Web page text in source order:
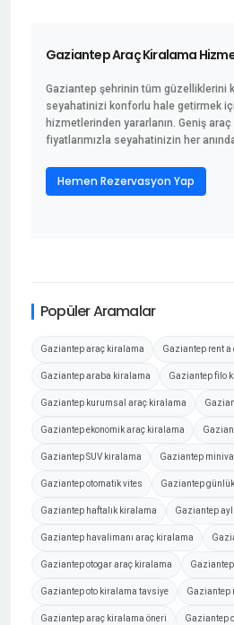
Gaziantep Araç Kiralama
Gaziantep şehrinin tüm güzelliklerini
seyahatinizi konforlu hale getirmek
hizmetlerinden yararlanın. Geniş
fiyatlarımızla seyahatinizin her anında
Hemen Rezervasyon Yap
Popüler Aramalar
Gaziantep araç kiralama Gaziantep rent a
Gaziantep araba kiralama Gaziantep filo
Gaziantep kurumsal araç kiralama
Gaziantep ekonomik araç kiralama
Gaziantep SUV kiralama Gaziantep
Gaziantep otomatik vites Gaziantep
Gaziantep haftalık kiralama Gaziantep
Gaziantep havalimanı araç kiralama
Gaziantep otogar araç kiralama
Gaziantep oto kiralama tavsiye Gaziantep
Gaziantep araç kiralama öneri Gaziantep